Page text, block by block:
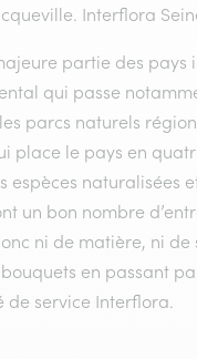
Interflora
partie des pays
qui passe
parcs naturels
place le pays en
espèces naturalisées
un bon nombre
ni de matière, ni
en passant
de service Interflora.